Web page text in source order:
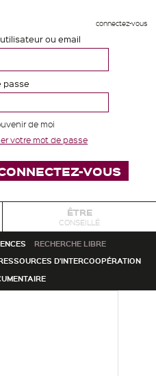
connectez-vous
ou email
passe
de moi
votre mot de passe
ÊTRE
CONSEILLÉ
RECHERCHE LIBRE
D'INTERCOOPÉRATION